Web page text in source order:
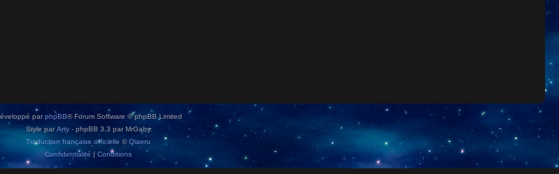
parphpBB® Forum Software © phpBB Limited
Style par Arty - phpBB 3.3 par MrGaby
Traduction française officielle ©Qiaeru
Confidentialité | Conditions